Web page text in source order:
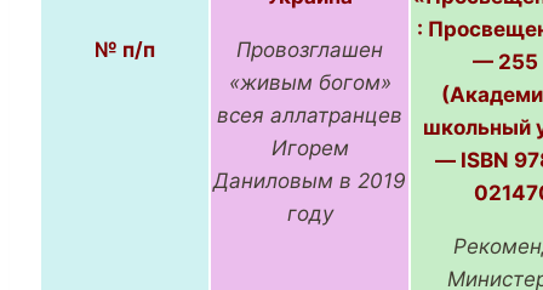
№ п/п
Провозглашен
«живым богом»
всея аллатранцев
Игорем
Даниловым в 2019
году
:
— 255
школьный
— ISBN